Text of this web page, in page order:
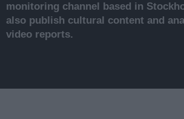
monitoring channel based in
also publish cultural content and
video reports.